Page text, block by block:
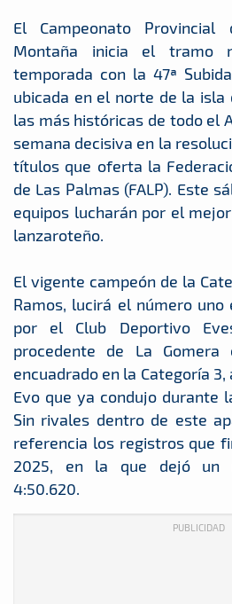
El Campeonato
Montaña inicia el tramo
temporada con la 47ª
ubicada en el norte de la isla
las más históricas de todo el
semana decisiva en la
títulos que oferta la
de Las Palmas (FALP). Este
equipos lucharán por el
lanzaroteño.
El vigente campeón de la
Ramos, lucirá el número
por el Club Deportivo
procedente de La
encuadrado en la Categoría 3,
Evo que ya condujo durante
Sin rivales dentro de este
referencia los registros que
2025, en la que dejó un
4:50.620.
PUBLICIDAD